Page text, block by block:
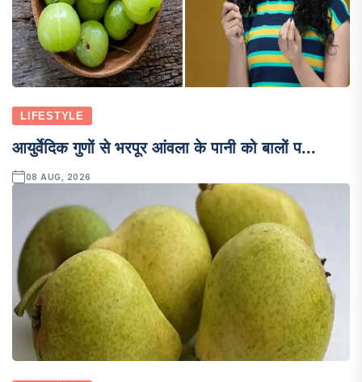
LIFESTYLE
आयुर्वेदिक गुणों से भरपूर आंवला के पानी को बालों प...
08 AUG, 2026